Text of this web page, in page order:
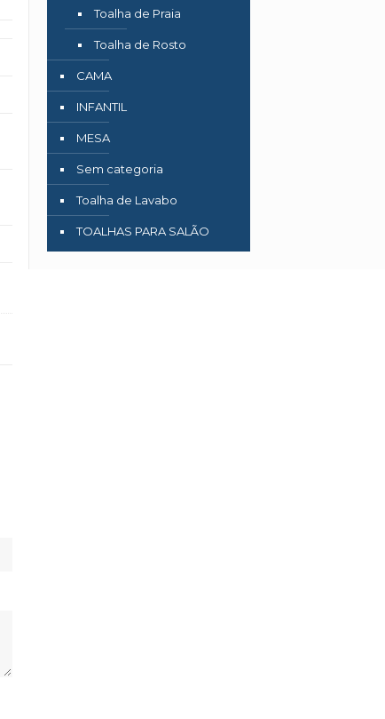
Toalha de Praia
Toalha de Rosto
CAMA
INFANTIL
MESA
Sem categoria
Toalha de Lavabo
TOALHAS PARA SALÃO